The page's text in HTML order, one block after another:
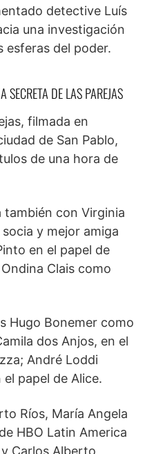
detective Luís
una investigación
esferas del poder.
DE LAS PAREJAS
filmada en
de San Pablo,
de una hora de
con Virginia
y mejor amiga
en el papel de
Clais como
Hugo Bonemer como
dos Anjos, en el
André Loddi
el papel de Alice.
Ríos, María Angela
HBO Latin America
Carlos Alberto